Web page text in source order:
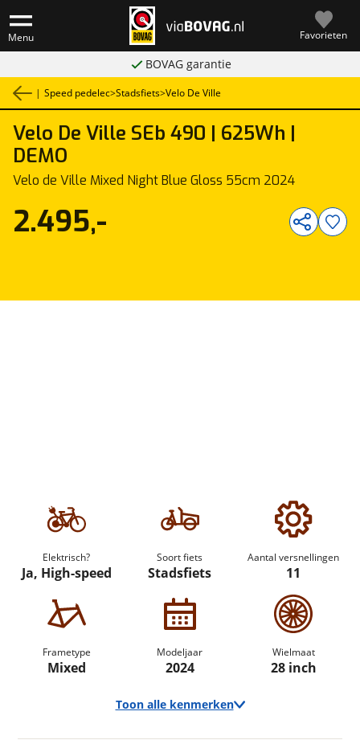
Menu Favorieten
BOVAG garantie
| Speed pedelec>Stadsfiets>Velo De Ville
Velo De Ville SEb 490 | 625Wh |
DEMO
Velo de Ville Mixed Night Blue Gloss 55cm 2024
Elektrisch?
Ja, High-speed
Soort fiets
Stadsfiets
Aantal versnellingen
11
Frametype
Mixed
Modeljaar
2024
Wielmaat
28 inch
Toon alle kenmerken
2.495,-